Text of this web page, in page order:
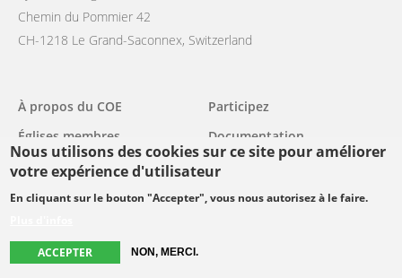
Nous utilisons des cookies sur ce site pour améliorer
votre expérience d'utilisateur
En cliquant sur le bouton "Accepter", vous nous autorisez à le faire.
ACCEPTER NON, MERCI.
Chemin du Pommier 42
CH-1218 Le Grand-Saconnex, Switzerland
Main
navigation
À propos du COE
Églises membres
Nouvelles
Événements
Participez
Documentation
Contact & Presse
Blog